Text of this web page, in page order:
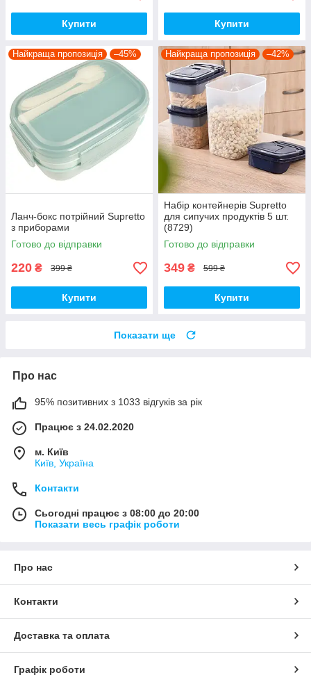
Купити Купити
Найкраща пропозиція –45%
Ланч-бокс потрійний Supretto
з приборами
Готово до відправки
220 ₴ 399 ₴
Купити
Найкраща пропозиція –42%
Набір контейнерів Supretto
для сипучих продуктів 5 шт.
(8729)
Готово до відправки
349 ₴ 599 ₴
Купити
Показати ще
Про нас
95% позитивних з 1033 відгуків за рік
Працює з 24.02.2020
м. Київ
Київ, Україна
Контакти
Сьогодні працює з 08:00 до 20:00
Показати весь графік роботи
Про нас
Контакти
Доставка та оплата
Графік роботи